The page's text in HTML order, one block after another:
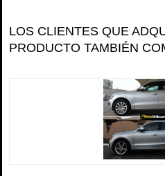
LOS CLIENTES QUE
PRODUCTO TAMBIÉN